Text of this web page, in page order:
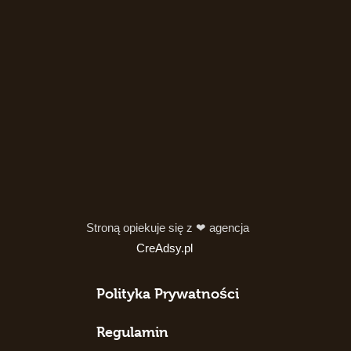
Stroną opiekuje się z ❤ agencja
CreAdsy.pl
Polityka Prywatności
Regulamin